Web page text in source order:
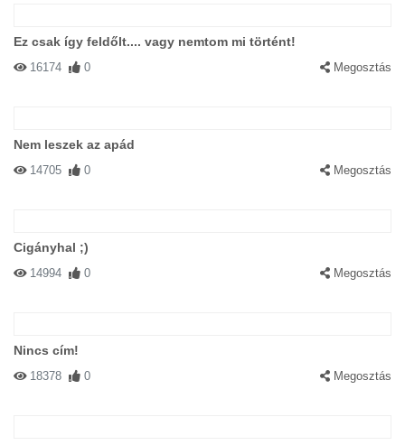
Ez csak így feldőlt.... vagy nemtom mi történt!
16174 0 Megosztás
Nem leszek az apád
14705 0 Megosztás
Cigányhal ;)
14994 0 Megosztás
Nincs cím!
18378 0 Megosztás